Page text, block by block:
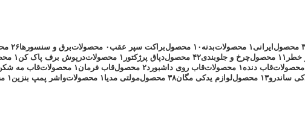
۳ محصول ایرانی۱ محصولات بدنه ۱۰ محصول براکت سپر عقب۰ محصولات برق و سنسورها۲۶ محصول
خطر ۱۱ محصول چرخ و جلوبندی۴۲ محصول دپاق پرژکتور ۱ محصولات درپوش برف پاک کن ۱ محصولات
قاب دنده ۱ محصولات قاب روی داشبورد۲ محصول قاب فرمان ۱ محصولات قاب مه
ساندرو۱۳ محصول لوازم یدکی مگان۳۸ محصول مولتی مدیا ۱ محصولات واشر پمپ بنزین ۱ محصولات